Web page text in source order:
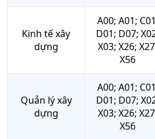
Kinh tế xây
dựng
A00; A01;
D01; D07;
X03; X26;
X56
Quản lý xây
dựng
A00; A01;
D01; D07;
X03; X26;
X56